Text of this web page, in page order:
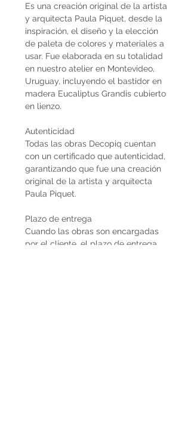
Es una creación original de la artista
y arquitecta Paula Piquet, desde la
inspiración, el diseño y la elección
de paleta de colores y materiales a
usar. Fue elaborada en su totalidad
en nuestro atelier en Montevideo,
Uruguay, incluyendo el bastidor en
madera Eucaliptus Grandis cubierto
en lienzo.
Autenticidad
Todas las obras Decopiq cuentan
con un certificado que autenticidad,
garantizando que fue una creación
original de la artista y arquitecta
Paula Piquet.
Plazo de entrega
Cuando las obras son encargadas
por el cliente, el plazo de entrega